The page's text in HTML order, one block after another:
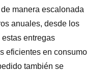
manera escalonada
anuales, desde los
entregas
eficientes en consumo
también se